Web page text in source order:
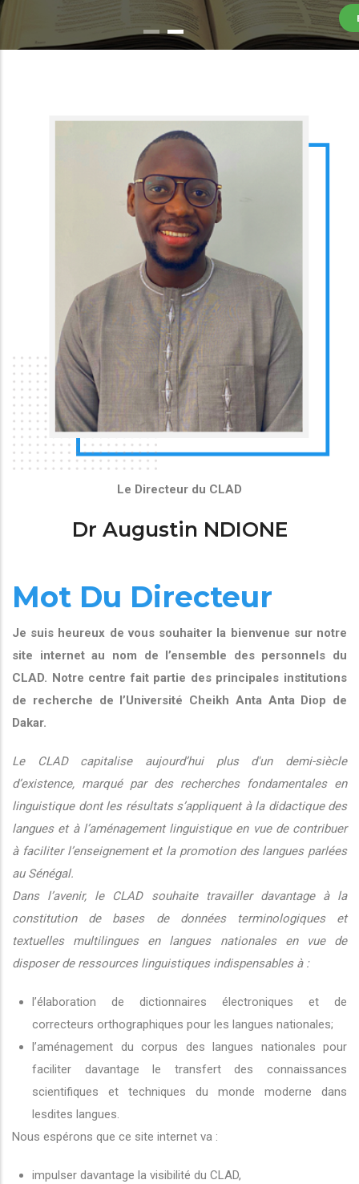
Le Directeur du CLAD
Dr Augustin NDIONE
Mot Du Directeur
Je suis heureux de vous souhaiter la bienvenue sur notre
site internet au nom de l’ensemble des personnels du
CLAD. Notre centre fait partie des principales institutions
de recherche de l’Université Cheikh Anta Anta Diop de
Dakar.
Le CLAD capitalise aujourd’hui plus d'un demi-siècle
d’existence, marqué par des recherches fondamentales en
linguistique dont les résultats s’appliquent à la didactique des
langues et à l’aménagement linguistique en vue de contribuer
à faciliter l’enseignement et la promotion des langues parlées
au Sénégal.
Dans l’avenir, le CLAD souhaite travailler davantage à la
constitution de bases de données terminologiques et
textuelles multilingues en langues nationales en vue de
disposer de ressources linguistiques indispensables à :
l’élaboration de dictionnaires électroniques et de
correcteurs orthographiques pour les langues nationales;
l’aménagement du corpus des langues nationales pour
faciliter davantage le transfert des connaissances
scientifiques et techniques du monde moderne dans
lesdites langues.
Nous espérons que ce site internet va :
impulser davantage la visibilité du CLAD,